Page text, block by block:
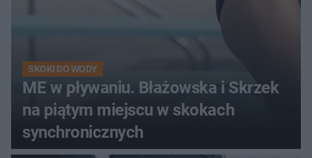
SKOKI DO WODY
ME w pływaniu. Błażowska i Skrzek
na piątym miejscu w skokach
synchronicznych